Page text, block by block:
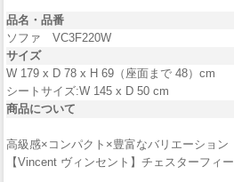
品名・品番
ソファ VC3F220W
サイズ
W 179 x D 78 x H 69（座面まで 48）cm
シートサイズ:W 145 x D 50 cm
商品について
高級感×コンパクト×豊富なバリエーション
【Vincent ヴィンセント】チェスターフィ